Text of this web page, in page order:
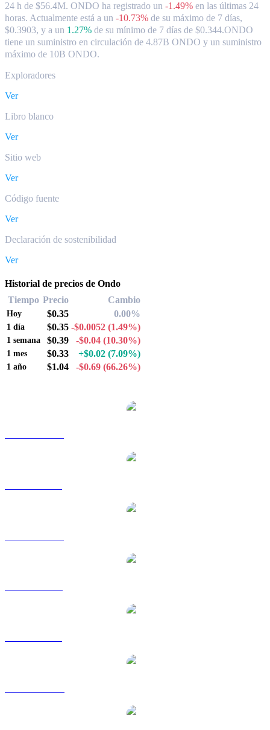
24 h de $56.4M. ONDO ha registrado un -1.49% en las últimas 24
horas. Actualmente está a un -10.73% de su máximo de 7 días,
$0.3903, y a un 1.27% de su mínimo de 7 días de $0.344.ONDO
tiene un suministro en circulación de 4.87B ONDO y un suministro
máximo de 10B ONDO.
Exploradores
Ver
Libro blanco
Ver
Sitio web
Ver
Código fuente
Ver
Declaración de sostenibilidad
Ver
Historial de precios de Ondo
Tiempo Precio Cambio
Hoy $0.35 0.00%
1 día $0.35 -$0.0052 (1.49%)
1 semana $0.39 -$0.04 (10.30%)
1 mes $0.33 +$0.02 (7.09%)
1 año $1.04 -$0.69 (66.26%)